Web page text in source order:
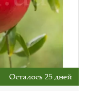
Осталось 25 дней